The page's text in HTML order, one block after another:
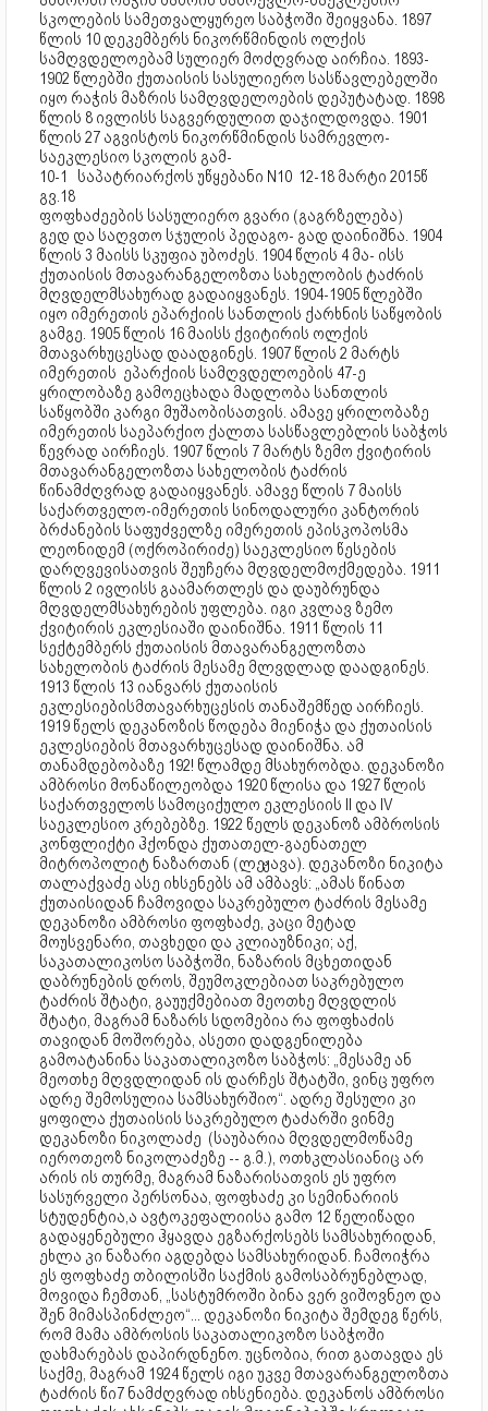
სკოლების სამეთვალყურეო საბჭოში შეიყვანა. 1897
წლის 10 დეკემბერს ნიკორწმინდის ოლქის
სამღვდელოებამ სულიერ მოძღვრად აირჩია. 1893-
1902 წლებში ქუთაისის სასულიერო სასწავლებელში
იყო რაჭის მაზრის სამღვდელოების დეპუტატად. 1898
წლის 8 ივლისს საგვერდულით დაჯილდოვდა. 1901
წლის 27 აგვისტოს ნიკორწმინდის სამრევლო-
საეკლესიო სკოლის გამ-
10-1 საპატრიარქოს უწყებანი N10 12-18 მარტი 2015წ
გვ.18
ფოფხაძეების სასულიერო გვარი (გაგრზელება)
გედ და საღვთო სჯულის პედაგო- გად დაინიშნა. 1904
წლის 3 მაისს სკუფია უბოძეს. 1904 წლის 4 მა- ისს
ქუთაისის მთავარანგელოზთა სახელობის ტაძრის
მღვდელმსახურად გადაიყვანეს. 1904-1905 წლებში
იყო იმერეთის ეპარქიის სანთლის ქარხნის საწყობის
გამგე. 1905 წლის 16 მაისს ქვიტირის ოლქის
მთავარხუცესად დაადგინეს. 1907 წლის 2 მარტს
იმერეთის ეპარქიის სამღვდელოების 47-ე
ყრილობაზე გამოეცხადა მადლობა სანთლის
საწყობში კარგი მუშაობისათვის. ამავე ყრილობაზე
იმერეთის საეპარქიო ქალთა სასწავლებლის საბჭოს
წევრად აირჩიეს. 1907 წლის 7 მარტს ზემო ქვიტირის
მთავარანგელოზთა სახელობის ტაძრის
წინამძღვრად გადაიყვანეს. ამავე წლის 7 მაისს
საქართველო-იმერეთის სინოდალური კანტორის
ბრძანების საფუძველზე იმერეთის ეპისკოპოსმა
ლეონიდემ (ოქროპირიძე) საეკლესიო წესების
დარღვევისათვის შეუჩერა მღვდელმოქმედება. 1911
წლის 2 ივლისს გაამართლეს და დაუბრუნდა
მღვდელმსახურების უფლება. იგი კვლავ ზემო
ქვიტირის ეკლესიაში დაინიშნა. 1911 წლის 11
სექტემბერს ქუთაისის მთავარანგელოზთა
სახელობის ტაძრის მესამე მლვდლად დაადგინეს.
1913 წლის 13 იანვარს ქუთაისის
ეკლესიებისმთავარხუცესის თანაშემწედ აირჩიეს.
1919 წელს დეკანოზის წოდება მიენიჭა და ქუთაისის
ეკლესიების მთავარხუცესად დაინიშნა. ამ
თანამდებობაზე 192! წლამდე მსახურობდა. დეკანოზი
ამბროსი მონაწილეობდა 1920 წლისა და 1927 წლის
საქართველოს სამოციქულო ეკლესიის II და IV
საეკლესიო კრებებზე. 1922 წელს დეკანოზ ამბროსის
კონფლიქტი ჰქონდა ქუთათელ-გაენათელ
მიტროპოლიტ ნაზართან (ლეჟავა). დეკანოზი ნიკიტა
თალაქვაძე ასე იხსენებს ამ ამბავს: „ამას წინათ
ქუთაისიდან ჩამოვიდა საკრებულო ტაძრის მესამე
დეკანოზი ამბროსი ფოფხაძე, კაცი მეტად
მოუსვენარი, თავხედი და კლიაუზნიკი; აქ,
საკათალიკოსო საბჭოში, ნაზარის მცხეთიდან
დაბრუნების დროს, შეუმოკლებიათ საკრებულო
ტაძრის შტატი, გაუუქმებიათ მეოთხე მღვდლის
შტატი, მაგრამ ნაზარს სდომებია რა ფოფხაძის
თავიდან მოშორება, ასეთი დადგენილება
გამოატანინა საკათალიკოზო საბჭოს: „მესამე ან
მეოთხე მღვდლიდან ის დარჩეს შტატში, ვინც უფრო
ადრე შემოსულია სამსახურშიო“. ადრე შესული კი
ყოფილა ქუთაისის საკრებულო ტაძარში ვინმე
დეკანოზი ნიკოლაძე (საუბარია მღვდელმოწამე
იეროთეოზ ნიკოლაძეზე -- გ.მ.), ოთხკლასიანიც არ
არის ის თურმე, მაგრამ ნაზარისათვის ეს უფრო
სასურველი პერსონაა, ფოფხაძე კი სემინარიის
სტუდენტია,ა ავტოკეფალიისა გამო 12 წელიწადი
გადაყენებული ჰყავდა ეგზარქოსებს სამსახურიდან,
ეხლა კი ნაზარი აგდებდა სამსახურიდან. ჩამოიჭრა
ეს ფოფხაძე თბილისში საქმის გამოსაბრუნებლად,
მოვიდა ჩემთან, „სასტუმროში ბინა ვერ ვიშოვნეო და
შენ მიმასპინძლეო“... დეკანოზი ნიკიტა შემდეგ წერს,
რომ მამა ამბროსის საკათალიკოზო საბჭოში
დახმარებას დაპირდნენო. უცნობია, რით გათავდა ეს
საქმე, მაგრამ 1924 წელს იგი უკვე მთავარანგელოზთა
ტაძრის წი7 ნამძღვრად იხსენიება. დეკანოს ამბროსი